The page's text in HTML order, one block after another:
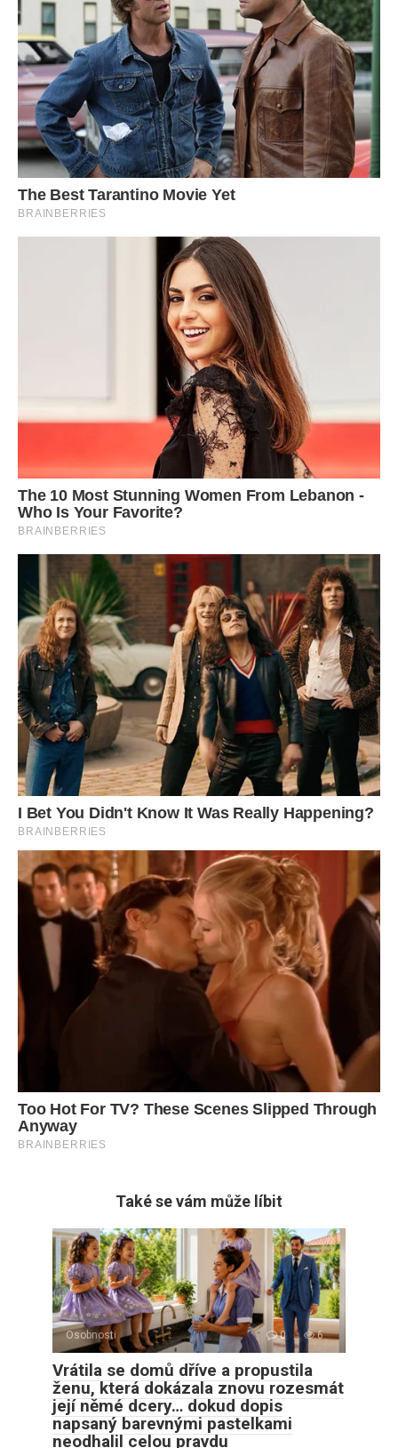
Také se vám může líbit
Osobnosti 0 6
Vrátila se domů dříve a propustila
ženu, která dokázala znovu rozesmát
její němé dcery… dokud dopis
napsaný barevnými pastelkami
neodhalil celou pravdu